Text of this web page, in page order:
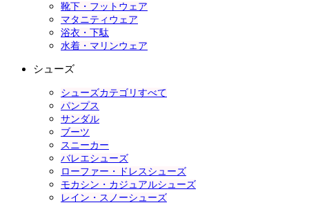
靴下・フットウェア
マタニティウェア
浴衣・下駄
水着・マリンウェア
シューズ
シューズカテゴリすべて
パンプス
サンダル
ブーツ
スニーカー
バレエシューズ
ローファー・ドレスシューズ
モカシン・カジュアルシューズ
レイン・スノーシューズ